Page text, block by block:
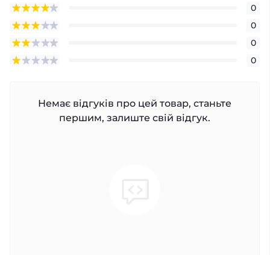
0
0
0
0
Немає відгуків про цей товар, станьте
першим, залиште свій відгук.